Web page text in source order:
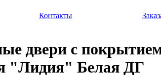
Контакты
двери с
"Лидия" Белая ДГ